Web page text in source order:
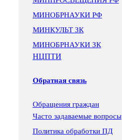
МИНОБРНАУКИ РФ
МИНКУЛЬТ ЗК
МИНОБРНАУКИ ЗК
НЦПТИ
Обратная связь
Обращения граждан
Часто задаваемые вопросы
Политика обработки ПД